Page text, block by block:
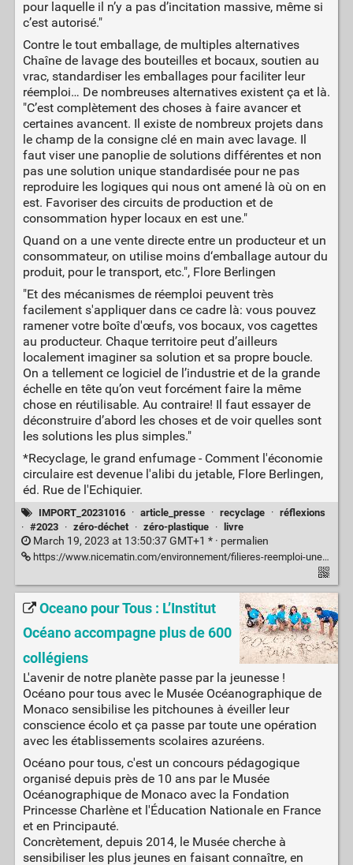
pour laquelle il n’y a pas d’incitation massive, même si
c’est autorisé."
Contre le tout emballage, de multiples alternatives
Chaîne de lavage des bouteilles et bocaux, soutien au
vrac, standardiser les emballages pour faciliter leur
réemploi… De nombreuses alternatives existent ça et là.
"C’est complètement des choses à faire avancer et
certaines avancent. Il existe de nombreux projets dans
le champ de la consigne clé en main avec lavage. Il
faut viser une panoplie de solutions différentes et non
pas une solution unique standardisée pour ne pas
reproduire les logiques qui nous ont amené là où on en
est. Favoriser des circuits de production et de
consommation hyper locaux en est une."
Quand on a une vente directe entre un producteur et un
consommateur, on utilise moins d‘emballage autour du
produit, pour le transport, etc.", Flore Berlingen
"Et des mécanismes de réemploi peuvent très
facilement s'appliquer dans ce cadre là: vous pouvez
ramener votre boîte d'œufs, vos bocaux, vos cagettes
au producteur. Chaque territoire peut d’ailleurs
localement imaginer sa solution et sa propre boucle.
On a tellement ce logiciel de l’industrie et de la grande
échelle en tête qu’on veut forcément faire la même
chose en réutilisable. Au contraire! Il faut essayer de
déconstruire d’abord les choses et de voir quelles sont
les solutions les plus simples."
*Recyclage, le grand enfumage - Comment l'économie
circulaire est devenue l'alibi du jetable, Flore Berlingen,
éd. Rue de l'Echiquier.
IMPORT_20231016 · article_presse · recyclage · réflexions
· #2023 · zéro-déchet · zéro-plastique · livre
March 19, 2023 at 13:50:37 GMT+1 * · permalien
https://www.nicematin.com/environnement/filieres-reemploi-une-experte-decrypte-la-face-cachee-du-recyclage-et-donne-des-pistes-pour-agir-835292
Oceano pour Tous : L’Institut
Océano accompagne plus de 600
collégiens
L'avenir de notre planète passe par la jeunesse !
Océano pour tous avec le Musée Océanographique de
Monaco sensibilise les pitchounes à éveiller leur
conscience écolo et ça passe par toute une opération
avec les établissements scolaires azuréens.
Océano pour tous, c'est un concours pédagogique
organisé depuis près de 10 ans par le Musée
Océanographique de Monaco avec la Fondation
Princesse Charlène et l'Éducation Nationale en France
et en Principauté.
Concrètement, depuis 2014, le Musée cherche à
sensibiliser les plus jeunes en faisant connaître, en